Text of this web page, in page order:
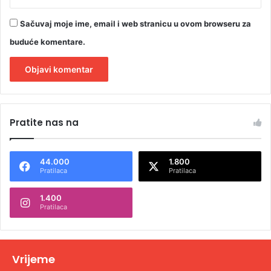
Sačuvaj moje ime, email i web stranicu u ovom browseru za
buduće komentare.
t
n
t
v
Pratite nas na
44.000
Pratilaca
1.800
Pratilaca
1.400
Pratilaca
Vrijeme